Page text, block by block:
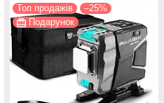
Топ продажів
–25%
Подарунок